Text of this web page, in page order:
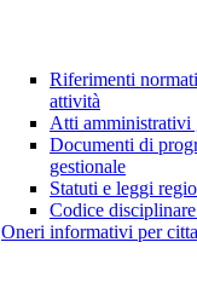
Riferimenti
attività
Atti amministrativi
Documenti di
gestionale
Statuti e leggi
Codice
Oneri informativi per